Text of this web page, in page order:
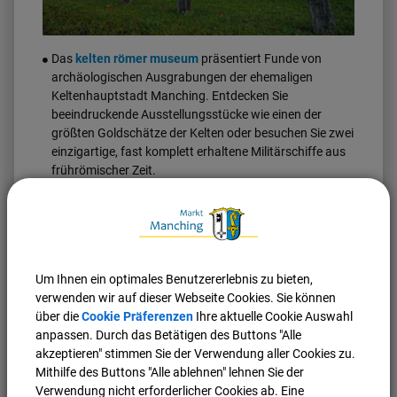
Das kelten römer museum präsentiert Funde von
archäologischen Ausgrabungen der ehemaligen
Keltenhauptstadt Manching. Entdecken Sie
beeindruckende Ausstellungsstücke wie einen der
größten Goldschätze der Kelten oder besuchen Sie zwei
einzigartige, fast komplett erhaltene Militärschiffe aus
frührömischer Zeit.
Alten Rathauses in der Ingolstädter Str. 2 in Manching.
Flugmuseum Messerschmitt
Flugbetrieb einen einzigartigen Eindruck rund um die
technischen Meilensteine von Flugkonstrukteur Prof.
Willy Messerschmitt. Es beherbergt eine Sammlung von
acht flugfähigen Maschinen, die den Namen
Messerschmitt tragen.
Um Ihnen ein optimales Benutzererlebnis zu bieten,
verwenden wir auf dieser Webseite Cookies. Sie können
über dieCookie Präferenzen Ihre aktuelle Cookie Auswahl
anpassen. Durch das Betätigen des Buttons "Alle
akzeptieren" stimmen Sie der Verwendung aller Cookies zu.
Mithilfe des Buttons "Alle ablehnen" lehnen Sie der
Verwendung nicht erforderlicher Cookies ab. Eine